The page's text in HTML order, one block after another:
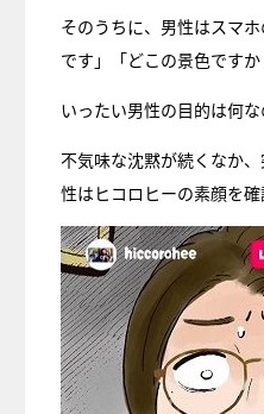
そのうちに、男性はスマ
です」「どこの景色です
いったい男性の目的は何
不気味な沈黙が続くなか
性はヒコロヒーの素顔を確